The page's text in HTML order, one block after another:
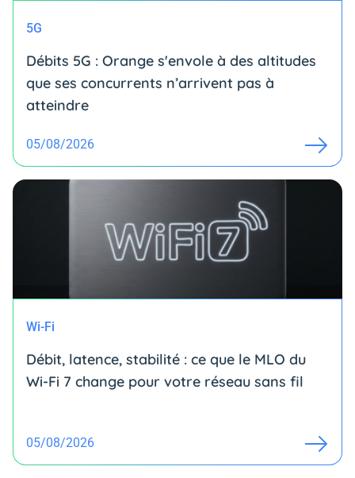
5G
Débits 5G : Orange s'envole à des altitudes
que ses concurrents n’arrivent pas à
atteindre
05/08/2026
Wi-Fi
Débit, latence, stabilité : ce que le MLO du
Wi-Fi 7 change pour votre réseau sans fil
05/08/2026